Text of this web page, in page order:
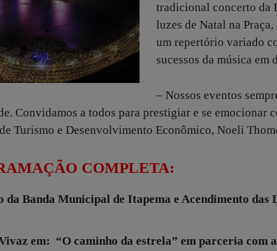
tradicional concerto da
luzes de Natal na
um repertório variado
sucessos da música em
– Nossos eventos
Convidamos a todos para prestigiar e se emocionar
Turismo e Desenvolvimento Econômico, Noeli
COMPLETA:
da Banda Municipal de Itapema e Acendimento das
em: “O caminho da estrela” em parceria com